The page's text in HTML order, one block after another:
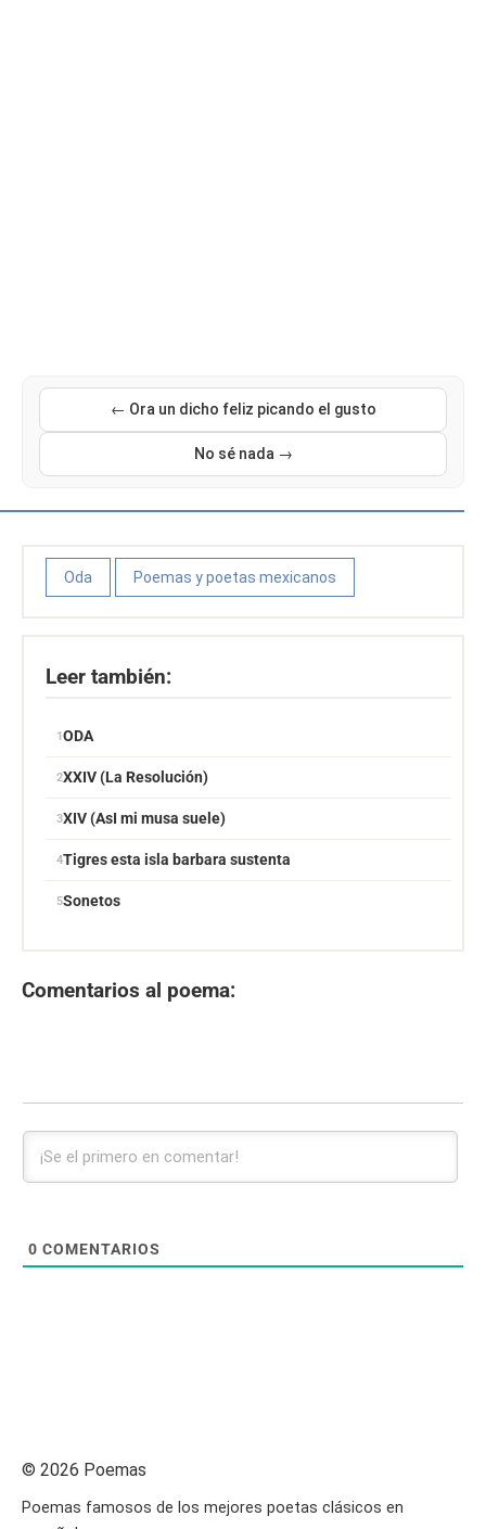
← Ora un dicho feliz picando el gusto
No sé nada →
Oda Poemas y poetas mexicanos
Leer también:
ODA
XXIV (La Resolución)
XIV (AsI mi musa suele)
Tigres esta isla barbara sustenta
Sonetos
Comentarios al poema:
0 COMENTARIOS
© 2026 Poemas
Poemas famosos de los mejores poetas clásicos en